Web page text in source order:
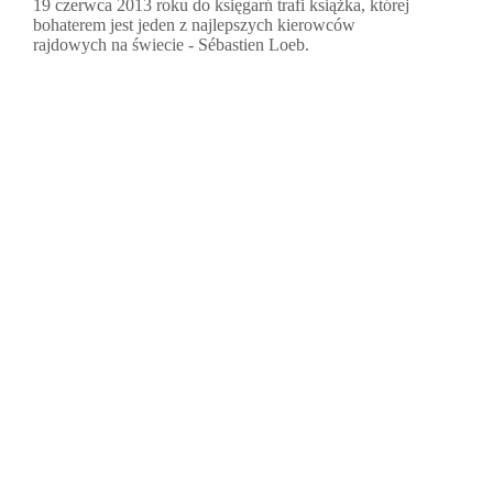
19 czerwca 2013 roku do księgarń trafi książka, której
bohaterem jest jeden z najlepszych kierowców
rajdowych na świecie - Sébastien Loeb.